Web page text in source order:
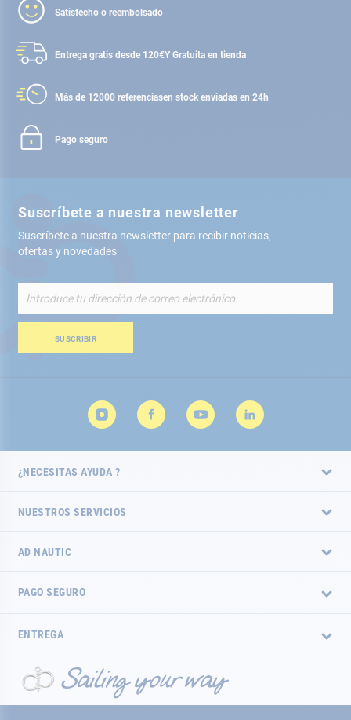
Satisfecho o reembolsado
Entrega gratis desde 120€Y Gratuita en tienda
Más de 12000 referenciasen stock enviadas en 24h
Pago seguro
Suscríbete a nuestra newsletter
Suscríbete a nuestra newsletter para recibir noticias,
ofertas y novedades
nuestro
de
SUSCRIBIR
¿NECESITAS AYUDA ?
NUESTROS SERVICIOS
AD NAUTIC
PAGO SEGURO
ENTREGA